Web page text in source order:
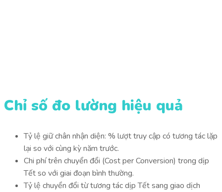
Chỉ số đo lường hiệu quả
Tỷ lệ giữ chân nhận diện: % lượt truy cập có tương tác lặp
lại so với cùng kỳ năm trước.
Chi phí trên chuyển đổi (Cost per Conversion) trong dịp
Tết so với giai đoạn bình thường.
Tỷ lệ chuyển đổi từ tương tác dịp Tết sang giao dịch